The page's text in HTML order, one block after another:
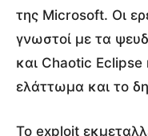
της Microsoft. Οι
γνωστοί με τα
και Chaotic Eclipse
ελάττωμα και το
Το exploit